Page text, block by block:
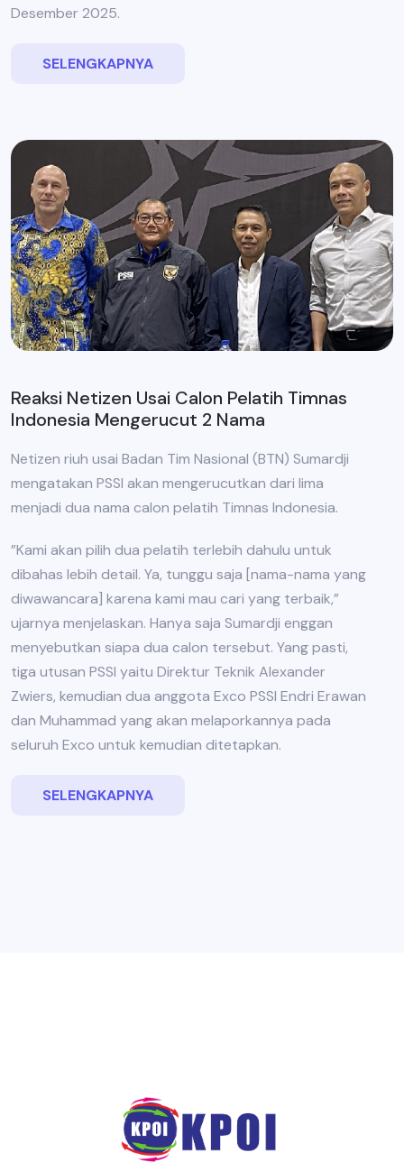
Desember 2025.
SELENGKAPNYA
Reaksi Netizen Usai Calon Pelatih Timnas
Indonesia Mengerucut 2 Nama
Netizen riuh usai Badan Tim Nasional (BTN) Sumardji
mengatakan PSSI akan mengerucutkan dari lima
menjadi dua nama calon pelatih Timnas Indonesia.
”Kami akan pilih dua pelatih terlebih dahulu untuk
dibahas lebih detail. Ya, tunggu saja [nama-nama yang
diwawancara] karena kami mau cari yang terbaik,”
ujarnya menjelaskan. Hanya saja Sumardji enggan
menyebutkan siapa dua calon tersebut. Yang pasti,
tiga utusan PSSI yaitu Direktur Teknik Alexander
Zwiers, kemudian dua anggota Exco PSSI Endri Erawan
dan Muhammad yang akan melaporkannya pada
seluruh Exco untuk kemudian ditetapkan.
SELENGKAPNYA